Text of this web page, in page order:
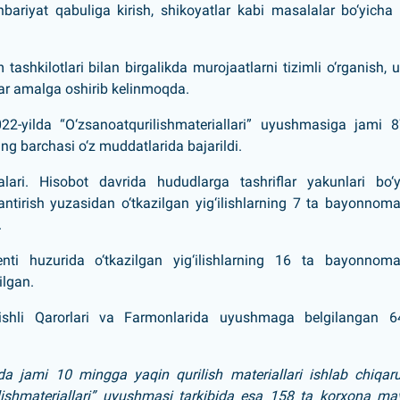
qabuliga kirish, shikoyatlar kabi masalalar
bilan birgalikda murojaatlarni tizimli o‘rganish,
amalga oshirib kelinmoqda.
yilda “O‘zsanoatqurilishmateriallari” uyushmasiga jami
barchasi o‘z muddatlarida bajarildi.
Hisobot davrida hududlarga tashriflar yakunlari
yuzasidan o‘tkazilgan yig‘ilishlarning 7 ta
huzurida o‘tkazilgan yig‘ilishlarning 16 ta
Qarorlari va Farmonlarida uyushmaga belgilangan
jami 10 mingga yaqin qurilish materiallari ishlab
uyushmasi tarkibida esa 158 ta korxona